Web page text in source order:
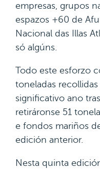
empresas, grupos
espazos +60 de
Nacional das Illas
só algúns.
Todo este esforzo
toneladas
significativo ano
retiráronse 51
e fondos mariños
edición anterior.
Nesta quinta